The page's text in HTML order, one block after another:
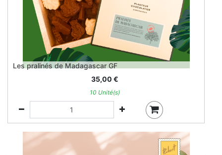
Les pralinés de Madagascar GF
35,00 €
10 Unité(s)